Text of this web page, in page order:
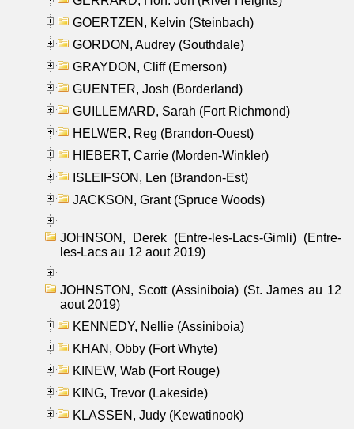
GOERTZEN, Kelvin (Steinbach)
GORDON, Audrey (Southdale)
GRAYDON, Cliff (Emerson)
GUENTER, Josh (Borderland)
GUILLEMARD, Sarah (Fort Richmond)
HELWER, Reg (Brandon-Ouest)
HIEBERT, Carrie (Morden-Winkler)
ISLEIFSON, Len (Brandon-Est)
JACKSON, Grant (Spruce Woods)
JOHNSON, Derek (Entre-les-Lacs-Gimli) (Entre-
les-Lacs au 12 aout 2019)
JOHNSTON, Scott (Assiniboia) (St. James au 12
aout 2019)
KENNEDY, Nellie (Assiniboia)
KHAN, Obby (Fort Whyte)
KINEW, Wab (Fort Rouge)
KING, Trevor (Lakeside)
KLASSEN, Judy (Kewatinook)